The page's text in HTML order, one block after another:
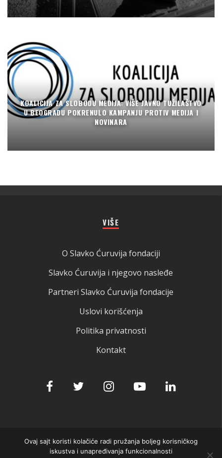
KOALICIJA ZA SLOBODU MEDIJA: VIŠE JAVNO TUŽILAŠTVO
U BEOGRADU POKRENULO KAMPANJU PROTIV MEDIJA I
NOVINARA
VIŠE
O Slavko Ćuruvija fondaciji
Slavko Ćuruvija i njegovo nasleđe
Partneri Slavko Ćuruvija fondacije
Uslovi korišćenja
Politika privatnosti
Kontakt
© 2025 Slavko Ćuruvija fondacija
Ovaj sajt koristi kolačiće radi pružanja boljeg korisničkog
iskustva i unapređivanja funkcionalnosti